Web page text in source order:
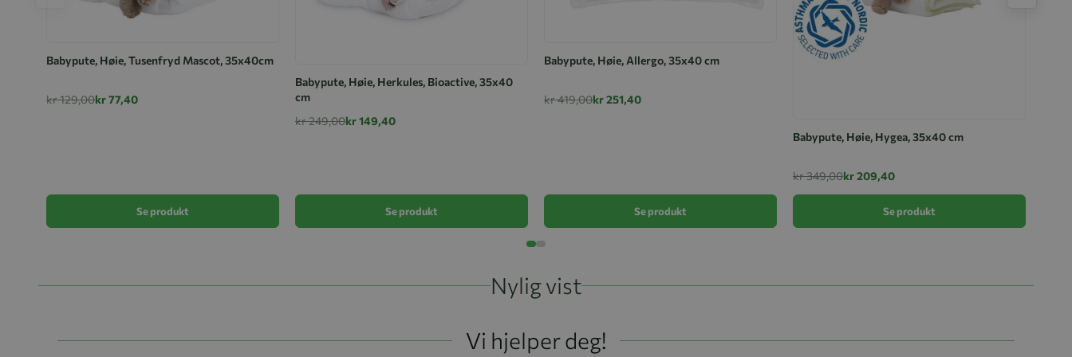
Babypute, Høie, Tusenfryd Mascot, 35x40cm
kr 129,00kr 77,40
Se produkt
Babypute, Høie, Herkules, Bioactive, 35x40
cm
kr 249,00kr 149,40
Se produkt
Babypute, Høie, Allergo, 35x40 cm
kr 419,00kr 251,40
Se produkt
Babypute, Høie, Hygea, 35x40 cm
kr 349,00kr 209,40
Se produkt
Nylig vist
Vi hjelper deg!